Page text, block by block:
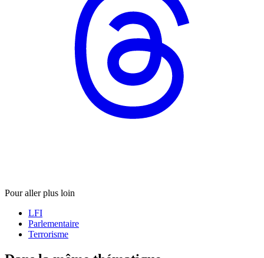
Pour aller plus loin
LFI
Parlementaire
Terrorisme